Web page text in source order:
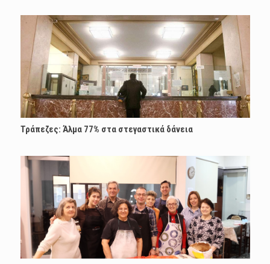
Τράπεζες: Άλμα 77% στα στεγαστικά δάνεια